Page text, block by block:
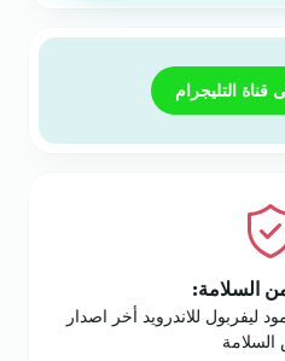
قناة التليجرام
السلامة:
لعبة دريم ليج 2025 مود ليفربول للاندرويد أخر اصدار